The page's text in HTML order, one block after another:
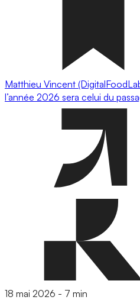
Matthieu Vincent
l’année 2026 sera celui du
18 mai 2026 - 7 min